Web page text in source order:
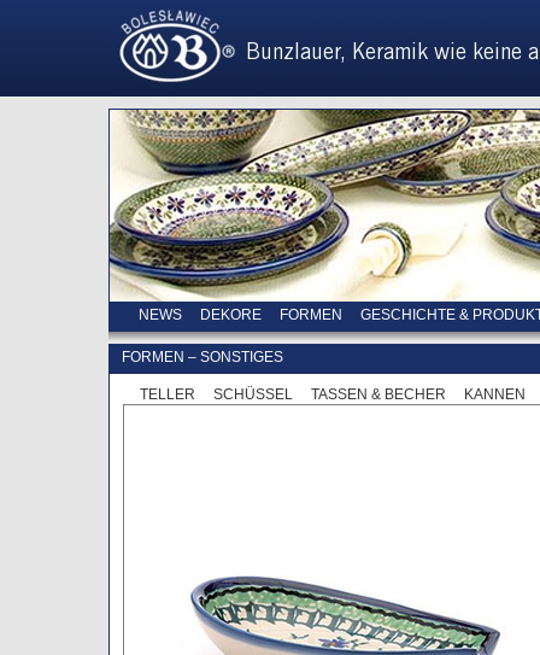
NEWS DEKORE FORMEN GESCHICHTE &
FORMEN – SONSTIGES
TELLER SCHÜSSEL TASSEN & BECHER KANNEN